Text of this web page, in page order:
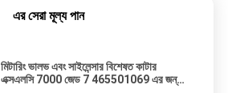
এর সেরা মূল্য পান
মিটারিং ভালভ এবং সাইলেন্সার বিশেষত কাটার
এক্সএলসি 7000 জেড 7 465501069 এর জন্য